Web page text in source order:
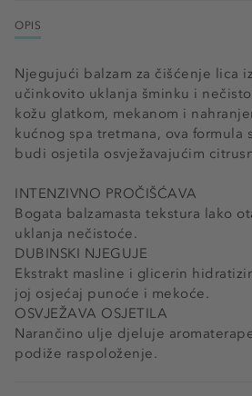
OPIS
Njegujući balzam za čišćenje lica
učinkovito uklanja šminku i
kožu glatkom, mekanom i
kućnog spa tretmana, ova formula
budi osjetila osvježavajućim
INTENZIVNO PROČIŠĆAVA
Bogata balzamasta tekstura lako
uklanja nečistoće.
DUBINSKI NJEGUJE
Ekstrakt masline i glicerin
joj osjećaj punoće i mekoće.
OSVJEŽAVA OSJETILA
Narančino ulje djeluje
podiže raspoloženje.